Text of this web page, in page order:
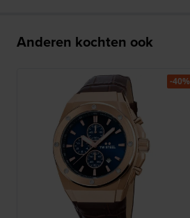
Anderen kochten ook
-40%